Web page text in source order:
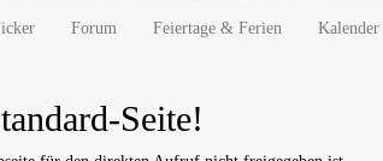
Forum Feiertage & Ferien
Seite!